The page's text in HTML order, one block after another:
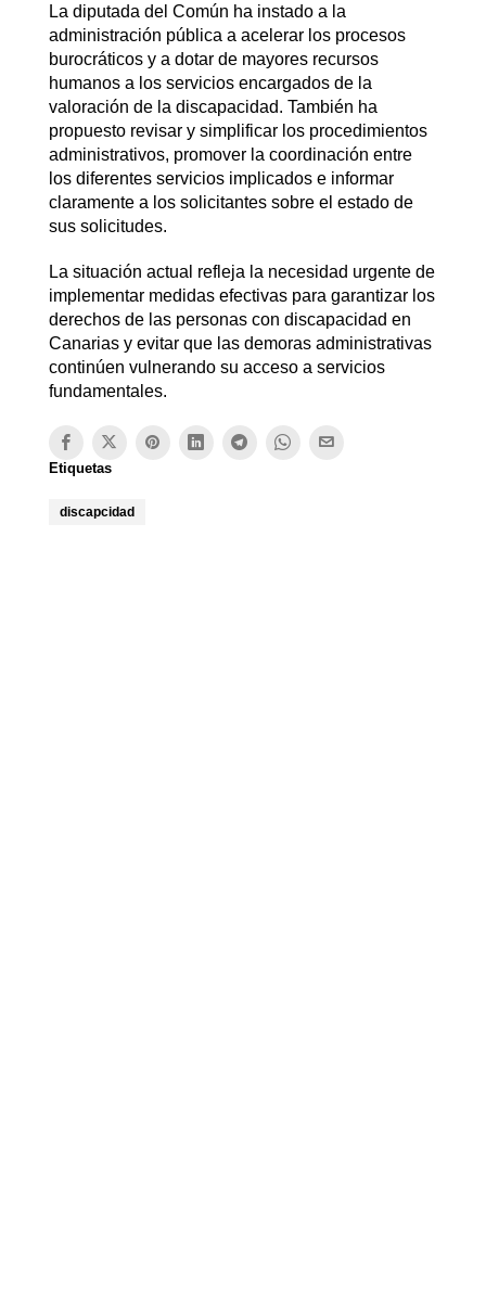
La diputada del Común ha instado a la
administración pública a acelerar los procesos
burocráticos y a dotar de mayores recursos
humanos a los servicios encargados de la
valoración de la discapacidad. También ha
propuesto revisar y simplificar los procedimientos
administrativos, promover la coordinación entre
los diferentes servicios implicados e informar
claramente a los solicitantes sobre el estado de
sus solicitudes.​
La situación actual refleja la necesidad urgente de
implementar medidas efectivas para garantizar los
derechos de las personas con discapacidad en
Canarias y evitar que las demoras administrativas
continúen vulnerando su acceso a servicios
fundamentales.
Etiquetas
discapcidad